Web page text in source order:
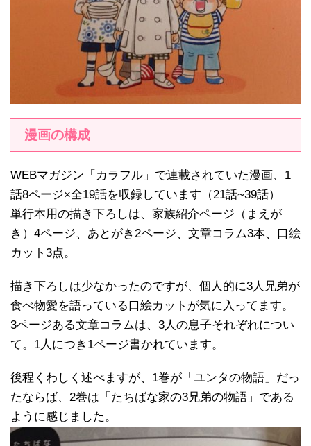
漫画の構成
WEBマガジン「カラフル」で連載されていた漫画、1
話8ページ×全19話を収録しています（21話~39話）
単行本用の描き下ろしは、家族紹介ページ（まえが
き）4ページ、あとがき2ページ、文章コラム3本、口絵
カット3点。
描き下ろしは少なかったのですが、個人的に3人兄弟が
食べ物愛を語っている口絵カットが気に入ってます。
3ページある文章コラムは、3人の息子それぞれについ
て。1人につき1ページ書かれています。
後程くわしく述べますが、1巻が「ユンタの物語」だっ
たならば、2巻は「たちばな家の3兄弟の物語」である
ように感じました。